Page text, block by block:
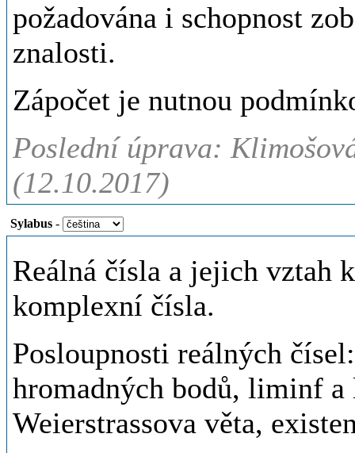
požadována i schopnost
znalosti.
Zápočet je nutnou
Poslední úprava:
(12.10.2017)
Sylabus -
Reálná čísla a jejich vztah
komplexní čísla.
Posloupnosti reálných
hromadných bodů, liminf
Weierstrassova věta,